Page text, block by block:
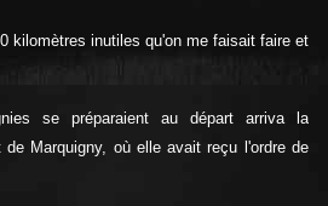
kilomètres inutiles qu'on me faisait faire et
se préparaient au départ arriva la
Marquigny, où elle avait reçu l'ordre de